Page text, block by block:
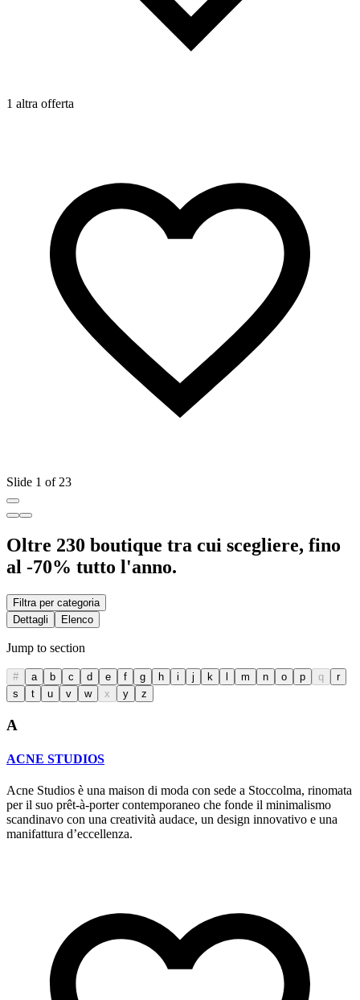
1 altra offerta
Slide 1 of 23
Oltre 230 boutique tra cui scegliere, fino
al -70% tutto l'anno.
Filtra per categoria
Dettagli
Elenco
Jump to section
# a b c d e f g h i j k l m n o p q
r
s
t u v w x y z
A
ACNE STUDIOS
Acne Studios è una maison di moda con sede a Stoccolma, rinomata
per il suo prêt-à-porter contemporaneo che fonde il minimalismo
scandinavo con una creatività audace, un design innovativo e una
manifattura d’eccellenza.